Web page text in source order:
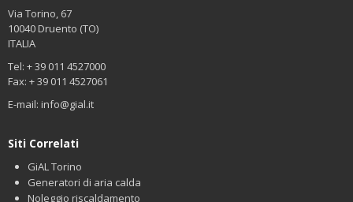
Via Torino, 67
10040 Druento (TO)
ITALIA
Tel: + 39 011 4527000
Fax: + 39 011 4527061
E-mail: info@gial.it
Siti Correlati
GiAL Torino
Generatori di aria calda
Noleggio riscaldamento